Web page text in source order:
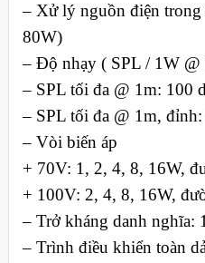
– Xử lý nguồn điện
80W)
– Độ nhạy ( SPL / 1W @
– SPL tối đa @ 1m: 100
– SPL tối đa @ 1m,
– Vòi biến áp
+ 70V: 1, 2, 4, 8, 16W,
+ 100V: 2, 4, 8, 16W,
– Trở kháng danh nghĩa:
– Trình điều khiển toàn